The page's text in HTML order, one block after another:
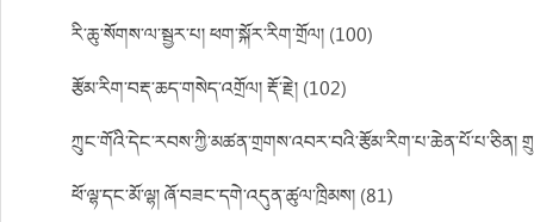
རི་ཆུ་སོགས་ལ་སྦྱར་པ། ཕག་སྐོར་རིག་གྲོལ། (100)
རྩོམ་རིག་བརྡ་ཆད་གསེད་འགྲོལ། རྡོ་རྗེ། (102)
ཀྲུང་གོའི་དེང་རབས་ཀྱི་མཚན་གྲགས་འབར་བའི་རྩོམ་རིག་པ་ཆེན་པོ་པ་ཅིན།
ཕོ་ལྷ་དང་མོ་ལྷ། ཞོ་བཟང་དགེ་འདུན་ཚུལ་ཁྲིམས། (81)